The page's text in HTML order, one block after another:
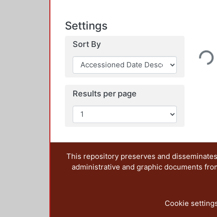
Settings
Sort By
Results per page
Loading...
This repository preserves and
administrative and graphic documents
Cookie